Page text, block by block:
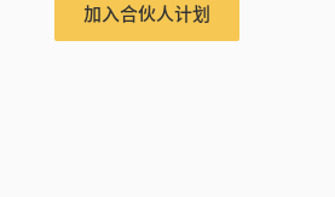
加入合伙人计划